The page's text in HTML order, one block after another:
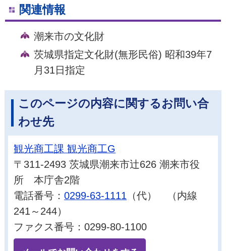
関連情報
潮来市の文化財
茨城県指定文化財(無形民俗) 昭和39年7
月31日指定
このページの内容に関するお問い合
わせ先
観光商工課 観光商工G
〒311-2493 茨城県潮来市辻626 潮来市役
所 本庁舎2階
電話番号：0299-63-1111 （代） （内線
241～244）
ファクス番号：0299-80-1100